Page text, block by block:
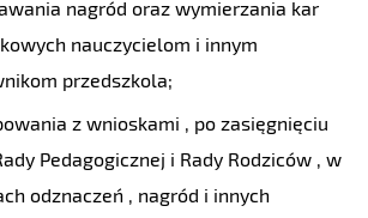
nagród oraz wymierzania kar
nauczycielom i innym
przedszkola;
z wnioskami , po zasięgnięciu
Pedagogicznej i Rady Rodziców , w
odznaczeń , nagród i innych